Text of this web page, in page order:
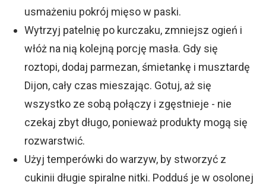
usmażeniu pokrój mięso w paski.
Wytrzyj patelnię po kurczaku, zmniejsz ogień i
włóż na nią kolejną porcję masła. Gdy się
roztopi, dodaj parmezan, śmietankę i musztardę
Dijon, cały czas mieszając. Gotuj, aż się
wszystko ze sobą połączy i zgęstnieje - nie
czekaj zbyt długo, ponieważ produkty mogą się
rozwarstwić.
Użyj temperówki do warzyw, by stworzyć z
cukinii długie spiralne nitki. Podduś je w osolonej